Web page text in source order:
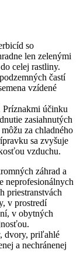
so
len zelenými
celej rastliny.
častí
vzídené
Príznakmi účinku
zasiahnutých
za chladného
sa zvyšuje
vzduchu.
záhrad a
neprofesionálnych
priestranstvách
v prostredí
v obytných
dvory, priľahlé
a nechránenej